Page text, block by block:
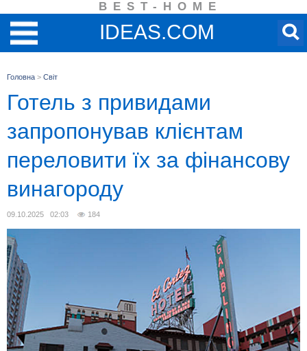
BEST-HOME
IDEAS.COM
Головна > Світ
Готель з привидами
запропонував клієнтам
переловити їх за фінансову
винагороду
09.10.2025 02:03 184